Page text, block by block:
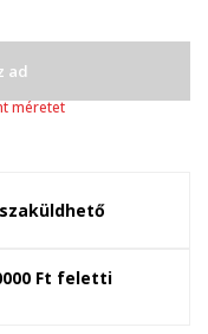
ad
méretet
Ft feletti